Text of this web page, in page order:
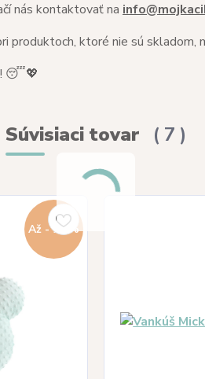
nás kontaktovať na
produktoch, ktoré nie sú skladom,
😴💖
Súvisiaci tovar 7
Až - 20 %